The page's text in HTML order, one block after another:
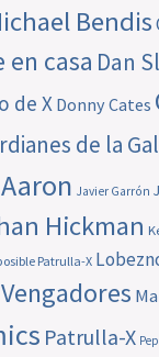
Bendis
en casa Dan
de X Donny Cates
de la
Javier Garrón
Hickman
Patrulla-X
Patrulla-X